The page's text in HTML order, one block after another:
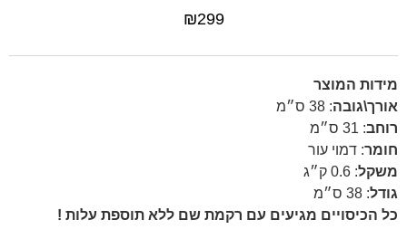
₪299
מידות המוצר
אורך\גובה: 38 ס״מ
רוחב: 31 ס״מ
חומר: דמוי עור
משקל: 0.6 ק״ג
גודל: 38 ס״מ
כל הכיסויים מגיעים עם רקמת שם ללא תוספת עלות !